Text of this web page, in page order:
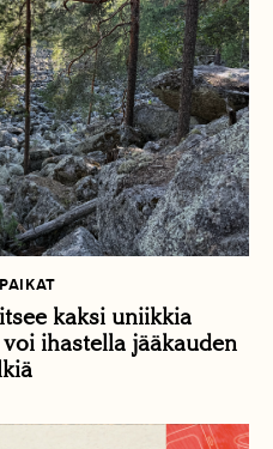
kaksi uniikkia
ihastella jääkauden